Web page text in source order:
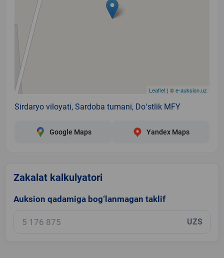
Leaflet | ©e-auksion.uz
Sirdaryo viloyati, Sardoba tumani, Doʻstlik MFY
Google Maps Yandex Maps
Zakalat kalkulyatori
Auksion qadamiga bog‘lanmagan taklif
UZS